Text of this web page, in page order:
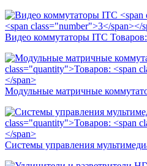
Видео коммутаторы ITC Товаров:
Модульные матричные
Системы управления